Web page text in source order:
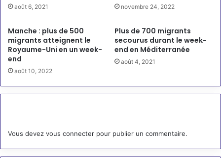
août 6, 2021 novembre 24, 2022
Manche : plus de 500
migrants atteignent le
Royaume-Uni en un week-
end
août 10, 2022
Plus de 700 migrants
secourus durant le week-
end en Méditerranée
août 4, 2021
Vous devez vous connecter pour publier un commentaire.